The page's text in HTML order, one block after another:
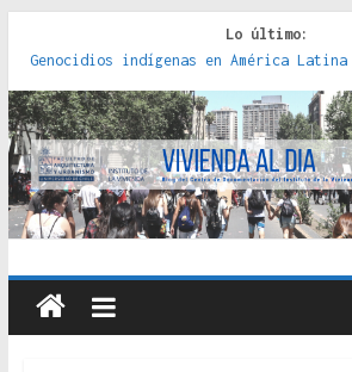
Lo último:
Red de consultorios de la Caja del
Genocidios indígenas en América
Estudios sobre la espacialización de
políticas, prácticas y
Donde el pedernal choca con el acero
crítica de las fronteras
Criterios técnicos para una vivienda